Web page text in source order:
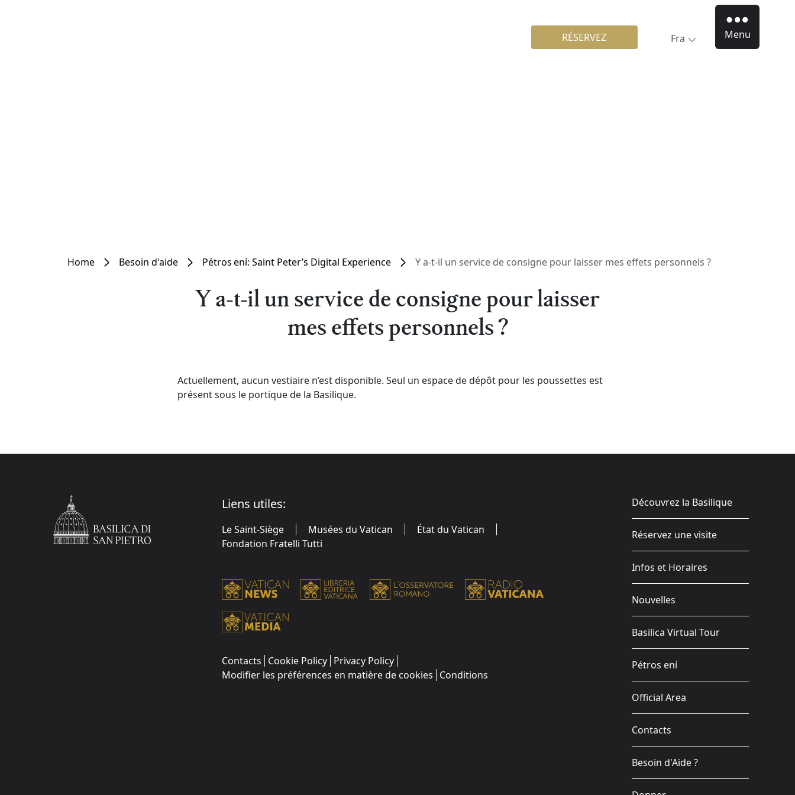
RÉSERVEZ Fra Menu
Home Besoin d'aide Pétros ení: Saint Peter’s Digital Experience Y a-t-il un service de consigne pour laisser mes effets personnels ?
Y a-t-il un service de consigne pour laisser
mes effets personnels ?
Actuellement, aucun vestiaire n’est disponible. Seul un espace de dépôt pour les poussettes est
présent sous le portique de la Basilique.
Liens utiles:
Le Saint-Siège Musées du Vatican
État du Vatican
Fondation Fratelli Tutti
Contacts Cookie Policy Privacy Policy
Modifier les préférences en matière de cookies Conditions
Découvrez la Basilique
Réservez une visite
Infos et Horaires
Nouvelles
Basilica Virtual Tour
Pétros ení
Official Area
Contacts
Besoin d'Aide ?